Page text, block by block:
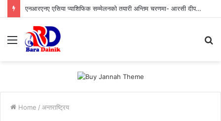
एनआरएनए एसिया प्याशिफिक सम्मेलनको तयारी अन्तिम चरणमा- आरसी दीपक कंडेल, ‘आरोहण–२०२६’ भव्य र सभ्य सम्मेलन हुने
Menu
Home / अन्तराष्ट्रिय